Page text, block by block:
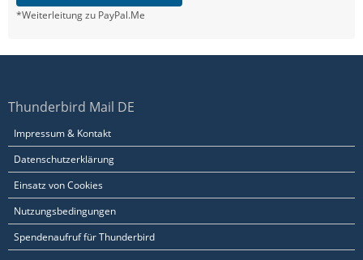
*Weiterleitung zu PayPal.Me
Thunderbird Mail DE
Impressum & Kontakt
Datenschutzerklärung
Einsatz von Cookies
Nutzungsbedingungen
Spendenaufruf für Thunderbird